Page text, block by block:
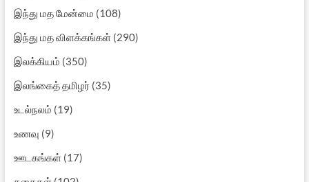
இந்து மத மேன்மை (108)
இந்து மத விளக்கங்கள்(290)
இலக்கியம் (350)
இலங்கைத் தமிழர் (35)
உடல்நலம் (19)
உணவு (9)
ஊடகங்கள்(17)